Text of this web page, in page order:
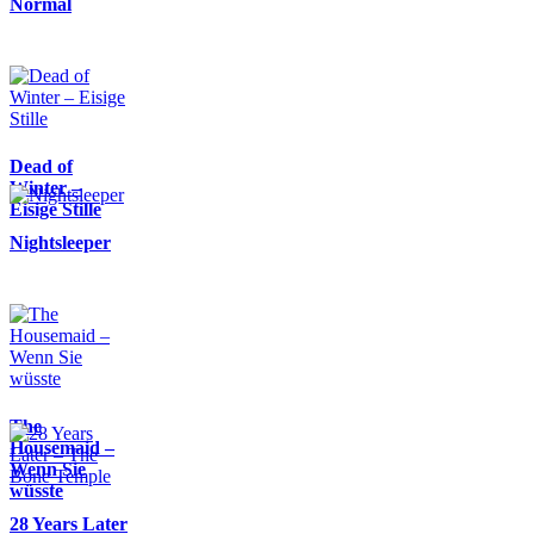
Dead of
Winter –
Eisige Stille
Nightsleeper
The
Housemaid –
Wenn Sie
wüsste
28 Years Later